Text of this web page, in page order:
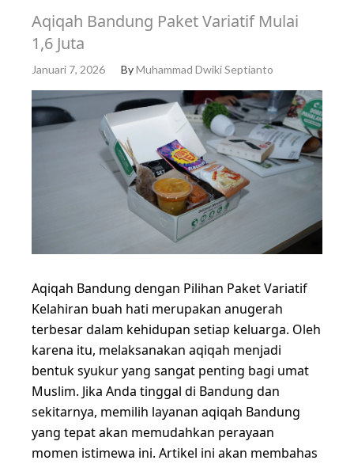
Aqiqah Bandung Paket Variatif Mulai
1,6 Juta
Januari 7, 2026 ByMuhammad Dwiki Septianto
Aqiqah Bandung dengan Pilihan Paket Variatif
Kelahiran buah hati merupakan anugerah
terbesar dalam kehidupan setiap keluarga. Oleh
karena itu, melaksanakan aqiqah menjadi
bentuk syukur yang sangat penting bagi umat
Muslim. Jika Anda tinggal di Bandung dan
sekitarnya, memilih layanan aqiqah Bandung
yang tepat akan memudahkan perayaan
momen istimewa ini. Artikel ini akan membahas